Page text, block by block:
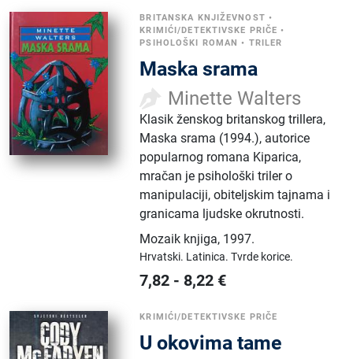
BRITANSKA KNJIŽEVNOST •
KRIMIĆI/DETEKTIVSKE PRIČE •
PSIHOLOŠKI ROMAN • TRILER
Maska srama
Minette Walters
Klasik ženskog britanskog trillera,
Maska srama (1994.), autorice
popularnog romana Kiparica,
mračan je psihološki triler o
manipulaciji, obiteljskim tajnama i
granicama ljudske okrutnosti.
Mozaik knjiga, 1997.
Hrvatski. Latinica.Tvrde korice.
7,82 - 8,22 €
KRIMIĆI/DETEKTIVSKE PRIČE
U okovima tame